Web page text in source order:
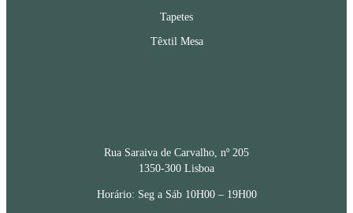
Tapetes
Têxtil Mesa
Rua Saraiva de Carvalho, nº 205
1350-300 Lisboa
Horário: Seg a Sáb 10H00 – 19H00